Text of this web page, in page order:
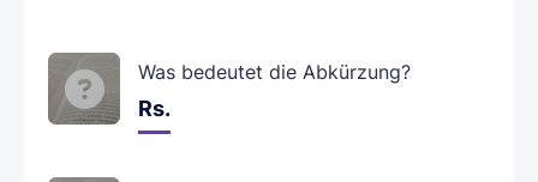
Was bedeutet die Abkürzung?
Rs.